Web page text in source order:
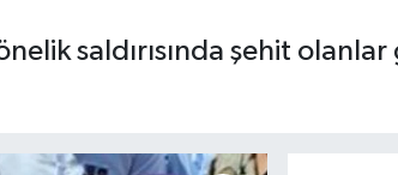
saldırısında şehit olanlar